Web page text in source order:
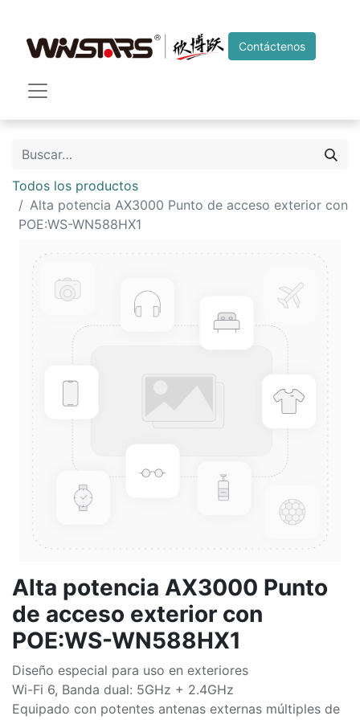
Contáctenos
Todos los productos
Alta potencia AX3000 Punto de acceso exterior con
POE:WS-WN588HX1
Alta potencia AX3000 Punto
de acceso exterior con
POE:WS-WN588HX1
Diseño especial para uso en exteriores
Wi-Fi 6, Banda dual: 5GHz + 2.4GHz
Equipado con potentes antenas externas múltiples de